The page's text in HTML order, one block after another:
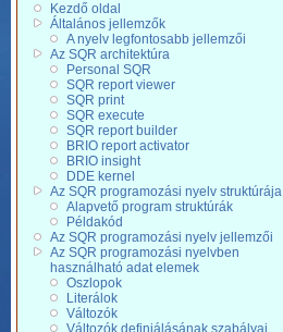
Kezdő oldal
Általános jellemzők
A nyelv legfontosabb jellemzői
Az SQR architektúra
Personal SQR
SQR report viewer
SQR print
SQR execute
SQR report builder
BRIO report activator
BRIO insight
DDE kernel
Az SQR programozási nyelv struktúrája
Alapvető program struktúrák
Példakód
Az SQR programozási nyelv jellemzői
Az SQR programozási nyelvben
használható adat elemek
Oszlopok
Literálok
Változók
Változók definiálásának szabályai